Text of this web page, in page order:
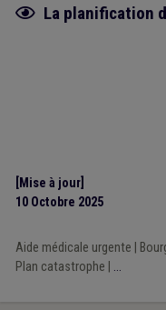
Fiche focus
La planification
[Mise à jour]
10 Octobre 2025
Aide médicale urgente
Plan catastrophe
...